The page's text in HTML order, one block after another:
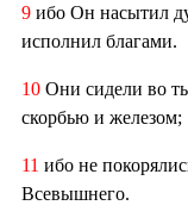
9 ибо Он насытил
исполнил благами.
10 Они сидели во
скорбью и железом;
11 ибо не
Всевышнего.